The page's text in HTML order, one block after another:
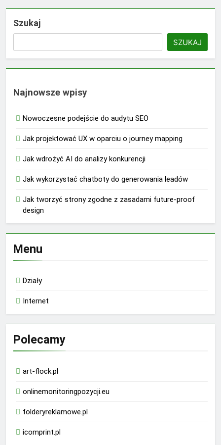
Szukaj
SZUKAJ
Najnowsze wpisy
Nowoczesne podejście do audytu SEO
Jak projektować UX w oparciu o journey mapping
Jak wdrożyć AI do analizy konkurencji
Jak wykorzystać chatboty do generowania leadów
Jak tworzyć strony zgodne z zasadami future-proof
design
Menu
Działy
Internet
Polecamy
art-flock.pl
onlinemonitoringpozycji.eu
folderyreklamowe.pl
icomprint.pl